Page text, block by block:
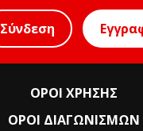
Σύνδεση
ΟΡΟΙ ΧΡΗΣΗΣ
ΟΡΟΙ ΔΙΑΓΩΝΙΣΜΩΝ